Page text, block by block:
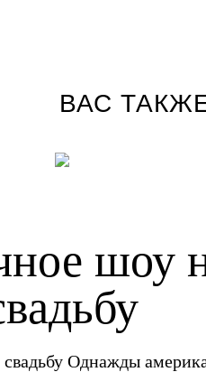
ВАС
шоу
Однажды